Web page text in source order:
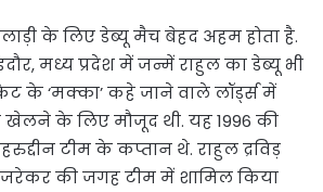
के लिए डेब्यू मैच बेहद अहम होता है.
मध्य प्रदेश में जन्में राहुल का डेब्यू भी
के ‘मक्का’ कहे जाने वाले लॉर्ड्स में
खेलने के लिए मौजूद थी. यह 1996 की
टीम के कप्तान थे. राहुल द्रविड़
की जगह टीम में शामिल किया